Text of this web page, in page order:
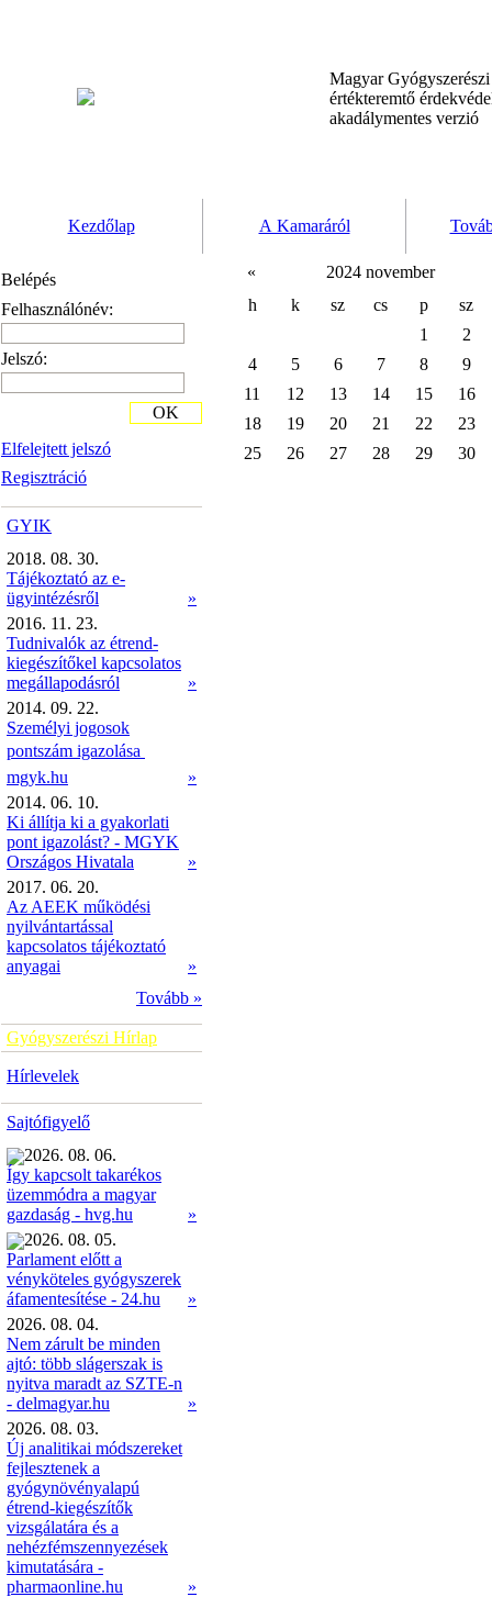
Magyar
értékteremtő
akadálymentes verzió
Kezdőlap A Kamaráról
Belépés
Felhasználónév:
Jelszó:
Elfelejtett jelszó
Regisztráció
OK
GYIK
2018. 08. 30.
Tájékoztató az e-
ügyintézésről
»
2016. 11. 23.
Tudnivalók az étrend-
kiegészítőkel kapcsolatos
megállapodásról
»
2014. 09. 22.
Személyi jogosok
pontszám igazolása 
mgyk.hu
»
2014. 06. 10.
Ki állítja ki a gyakorlati
pont igazolást? - MGYK
Országos Hivatala
»
2017. 06. 20.
Az AEEK működési
nyilvántartással
kapcsolatos tájékoztató
anyagai
»
Tovább »
Gyógyszerészi Hírlap
Hírlevelek
Sajtófigyelő
2026. 08. 06.
Így kapcsolt takarékos
üzemmódra a magyar
gazdaság - hvg.hu
»
2026. 08. 05.
Parlament előtt a
vényköteles gyógyszerek
áfamentesítése - 24.hu
»
2026. 08. 04.
Nem zárult be minden
ajtó: több slágerszak is
nyitva maradt az SZTE-n
- delmagyar.hu
»
2026. 08. 03.
Új analitikai módszereket
fejlesztenek a
gyógynövényalapú
étrend-kiegészítők
vizsgálatára és a
nehézfémszennyezések
kimutatására -
pharmaonline.hu
»
«
2024 november
h
k sz cs p
sz
1
2
4
5 6 7 8
9
11
12 13 14 15
16
18
19 20 21 22
23
25
26 27 28 29 30